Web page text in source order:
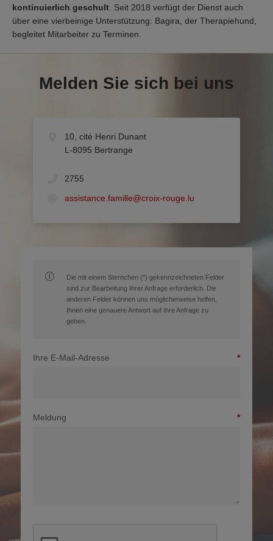
kontinuierlich geschult . Seit 2018 verfügt der Dienst auch
über eine vierbeinige Unterstützung: Bagira, der Therapiehund,
begleitet Mitarbeiter zu Terminen.
Melden Sie sich bei uns
10, cité Henri Dunant
L-8095 Bertrange
2755
assistance.famille@croix-rouge.lu
Die mit einem Sternchen (*) gekennzeichneten Felder
sind zur Bearbeitung Ihrer Anfrage erforderlich. Die
anderen Felder können uns möglicherweise helfen,
Ihnen eine genauere Antwort auf Ihre Anfrage zu
geben.
Ihre E-Mail-Adresse
Meldung